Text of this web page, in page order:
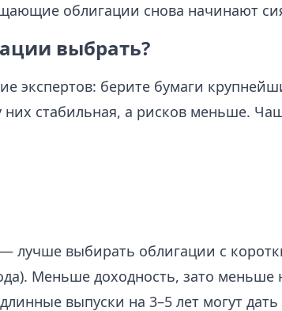
облигации снова начинают
выбрать?
экспертов: берите бумаги
них стабильная, а рисков меньше.
лучше выбирать облигации с
Меньше доходность, зато меньше
выпуски на 3–5 лет могут